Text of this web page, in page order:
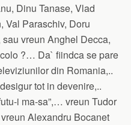
Dinu Tanase, Vlad
Val Paraschiv, Doru
vreun Anghel Decca,
?… Da` fiindca se pare
din Romania,..
tot in devenire,..
i ma-sa”,… vreun Tudor
Alexandru Bocanet